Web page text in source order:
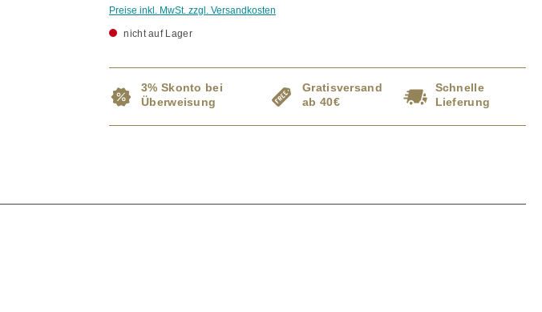
Preise inkl. MwSt. zzgl. Versandkosten
nicht auf Lager
3% Skonto bei
Überweisung
Gratisversand
ab 40€
Schnelle
Lieferung